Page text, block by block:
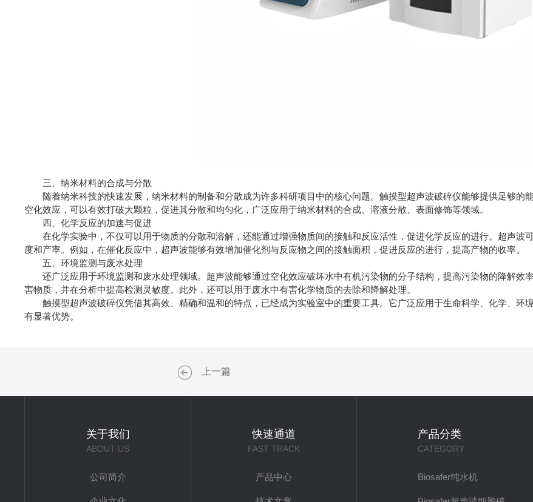
三、纳米材料的合成与分散
随着纳米科技的快速发展，纳米材料的制备和分散成为许多科研项目中的核心问题。触摸型超声波破碎仪能够提供足够的
空化效应，可以有效打破大颗粒，促进其分散和均匀化，广泛应用于纳米材料的合成、溶液分散、表面修饰等领域。
四、化学反应的加速与促进
在化学实验中，不仅可以用于物质的分散和溶解，还能通过增强物质间的接触和反应活性，促进化学反应的进行。超声波
度和产率。例如，在催化反应中，超声波能够有效增加催化剂与反应物之间的接触面积，促进反应的进行，提高产物的收率。
五、环境监测与废水处理
还广泛应用于环境监测和废水处理领域。超声波能够通过空化效应破坏水中有机污染物的分子结构，提高污染物的降解效
害物质，并在分析中提高检测灵敏度。此外，还可以用于废水中有害化学物质的去除和降解处理。
触摸型超声波破碎仪凭借其高效、精确和温和的特点，已经成为实验室中的重要工具。它广泛应用于生命科学、化学、环
有显著优势。
上一篇
关于我们
ABOUT US
公司简介
快速通道
FAST TRACK
产品中心
产品分类
CATEGORY
Biosafer纯水机